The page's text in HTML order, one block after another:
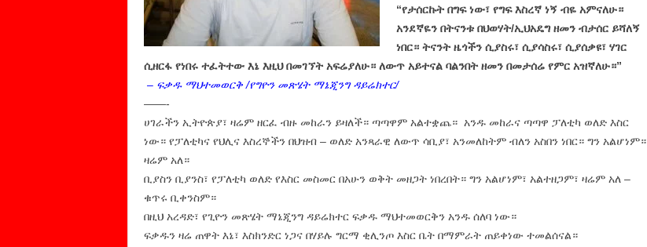
“የታሰርኩት በግፍ ነው፣ የግፍ እስረኛ ነኝ ብዬ አምናለሁ።
አንደኛዬን በትናንቱ በህወሃት/ኢህአዴግ ዘመን ብታሰር ይሻለኝ
ነበር። ትናንት ዜጎችን ሲያስሩ፣ ሲያሳስሩ፣ ሲያሰቃዩ፣ ሃገር
ሲዘርፋ የነበሩ ተፈትተው እኔ እዚህ በመገኘት አፍሬያለሁ። ለውጥ አይተናል ባልንበት ዘመን በመታሰሬ የምር አዝኛለሁ።”
– ፍቃዱ ማህተመወርቅ /የግዮን መጽሄት ማኔጂንግ ዳይሬክተር/
——-
ሀገራችን ኢትዮጵያ፣ ዛሬም ዘርፈ ብዙ መከራን ይዛለች። ጣጣዋም አልተቋጨ። አንዱ መከራና ጣጣዋ ፓለቲካ ወለድ እስር
ነው። የፓለቲካና የህሊና እስረኞችን በህዝብ – ወለድ አንጻራዊ ለውጥ ሳቢያ፣ አንመለከትም ብለን አስበን ነበር። ግን አልሆነም።
ዛሬም አለ።
ቢያስን ቢያንስ፣ የፓለቲካ ወለድ የእስር መስመር በአሁን ወቅት መዘጋት ነበረበት። ግን አልሆነም፣ አልተዘጋም፣ ዛሬም አለ –
ቁጥሩ ቢቀንስም።
በዚህ አረዳድ፣ የጊዮን መጽሄት ማኔጂንግ ዳይሬክተር ፍቃዱ ማህተመወርቅን አንዱ ሰለባ ነው።
ፍቃዱን ዛሬ ጠዋት እኔ፣ እስክንድር ነጋና በሃይሉ ግርማ ቂሊንጦ እስር ቤት በማምራት ጠይቀነው ተመልሰናል።